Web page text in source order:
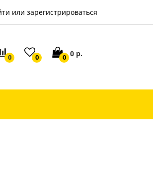
или зарегистрироваться
0 0 0 0 р.